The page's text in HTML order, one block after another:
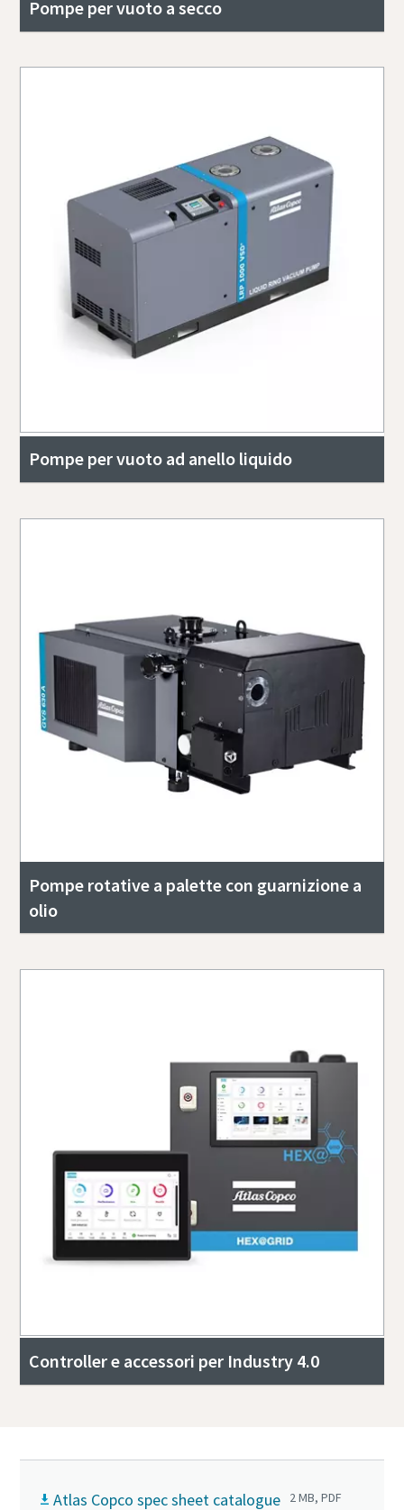
Pompe per vuoto a secco
Pompe per vuoto ad anello liquido
Pompe rotative a palette con guarnizione a
olio
Controller e accessori per Industry 4.0
Atlas Copco spec sheet catalogue 2 MB, PDF